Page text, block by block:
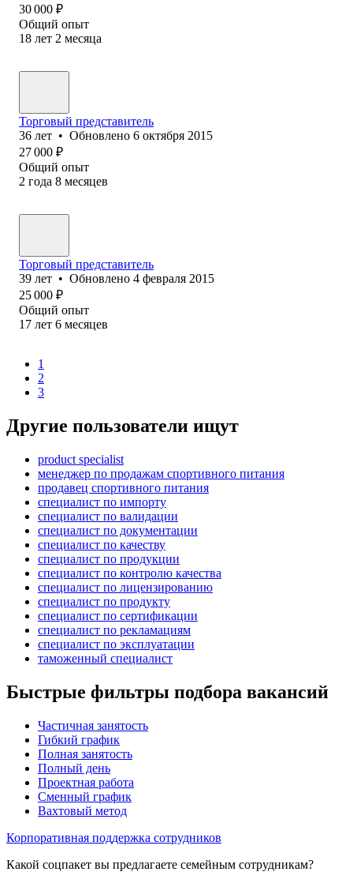
30 000 ₽
Общий опыт
18 лет 2 месяца
Торговый представитель
36 лет • Обновлено 6 октября 2015
27 000 ₽
Общий опыт
2 года 8 месяцев
Торговый представитель
39 лет • Обновлено 4 февраля 2015
25 000 ₽
Общий опыт
17 лет 6 месяцев
1
2
3
Другие пользователи ищут
product specialist
менеджер по продажам спортивного питания
продавец спортивного питания
специалист по импорту
специалист по валидации
специалист по документации
специалист по качеству
специалист по продукции
специалист по контролю качества
специалист по лицензированию
специалист по продукту
специалист по сертификации
специалист по рекламациям
специалист по эксплуатации
таможенный специалист
Быстрые фильтры подбора вакансий
Частичная занятость
Гибкий график
Полная занятость
Полный день
Проектная работа
Сменный график
Вахтовый метод
Корпоративная поддержка сотрудников
Какой соцпакет вы предлагаете семейным сотрудникам?